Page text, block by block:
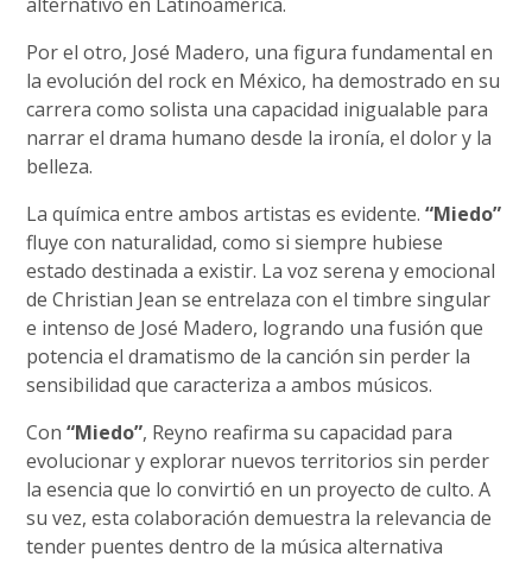
Por el otro, José Madero, una figura fundamental en
la evolución del rock en México, ha demostrado en su
carrera como solista una capacidad inigualable para
narrar el drama humano desde la ironía, el dolor y la
belleza.
La química entre ambos artistas es evidente.“Miedo”
fluye con naturalidad, como si siempre hubiese
estado destinada a existir. La voz serena y emocional
de Christian Jean se entrelaza con el timbre singular
e intenso de José Madero, logrando una fusión que
potencia el dramatismo de la canción sin perder la
sensibilidad que caracteriza a ambos músicos.
Con“Miedo”, Reyno reafirma su capacidad para
evolucionar y explorar nuevos territorios sin perder
la esencia que lo convirtió en un proyecto de culto. A
su vez, esta colaboración demuestra la relevancia de
tender puentes dentro de la música alternativa